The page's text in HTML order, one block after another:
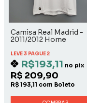
Camisa Real Madrid -
2011/2012 Home
LEVE 3 PAGUE 2
R$193,11 no pix
R$ 209,90
R$ 193,11 com Boleto